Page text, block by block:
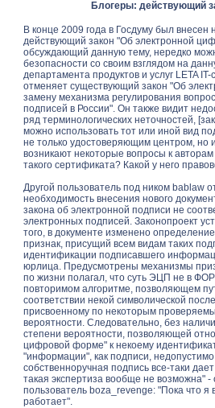
Блогеры: действующий
В конце 2009 года в Госдуму был
действующий закон "Об электронной
обсуждающий данную тему, нередко
безопасности со своим взглядом на
департамента продуктов и услуг LETA
отменяет существующий закон "Об
замену механизма регулирования
подписей в России". Он также видит
ряд терминологических неточностей,
можно использовать тот или иной вид
не только удостоверяющим центром, но
возникают некоторые вопросы к авторам
такого сертификата? Какой у него
Другой пользователь под ником bablaw
необходимость внесения нового
закона об электронной подписи не
электронных подписей. Законопроект
того, в документе изменено
признак, присущий всем видам таких
идентификации подписавшего
юрлица. Предусмотрены механизмы
по жизни полагал, что суть ЭЦП не в
повторимом алгоритме, позволяющем
соответствии некой символической
присвоенному по некоторым
вероятности. Следовательно, без
степени вероятности, позволяющей
цифровой форме" к некоему
"информации", как подписи,
собственноручная подпись все-таки
такая экспертиза вообще не возможна"
пользователь boza_revenge: "Пока что
работает".